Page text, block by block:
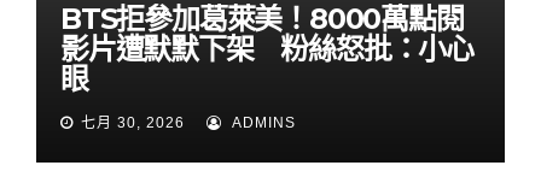
BTS拒參加葛萊美！8000萬點閱
影片遭默默下架 粉絲怒批：小心
眼
七月 30, 2026 ADMINS